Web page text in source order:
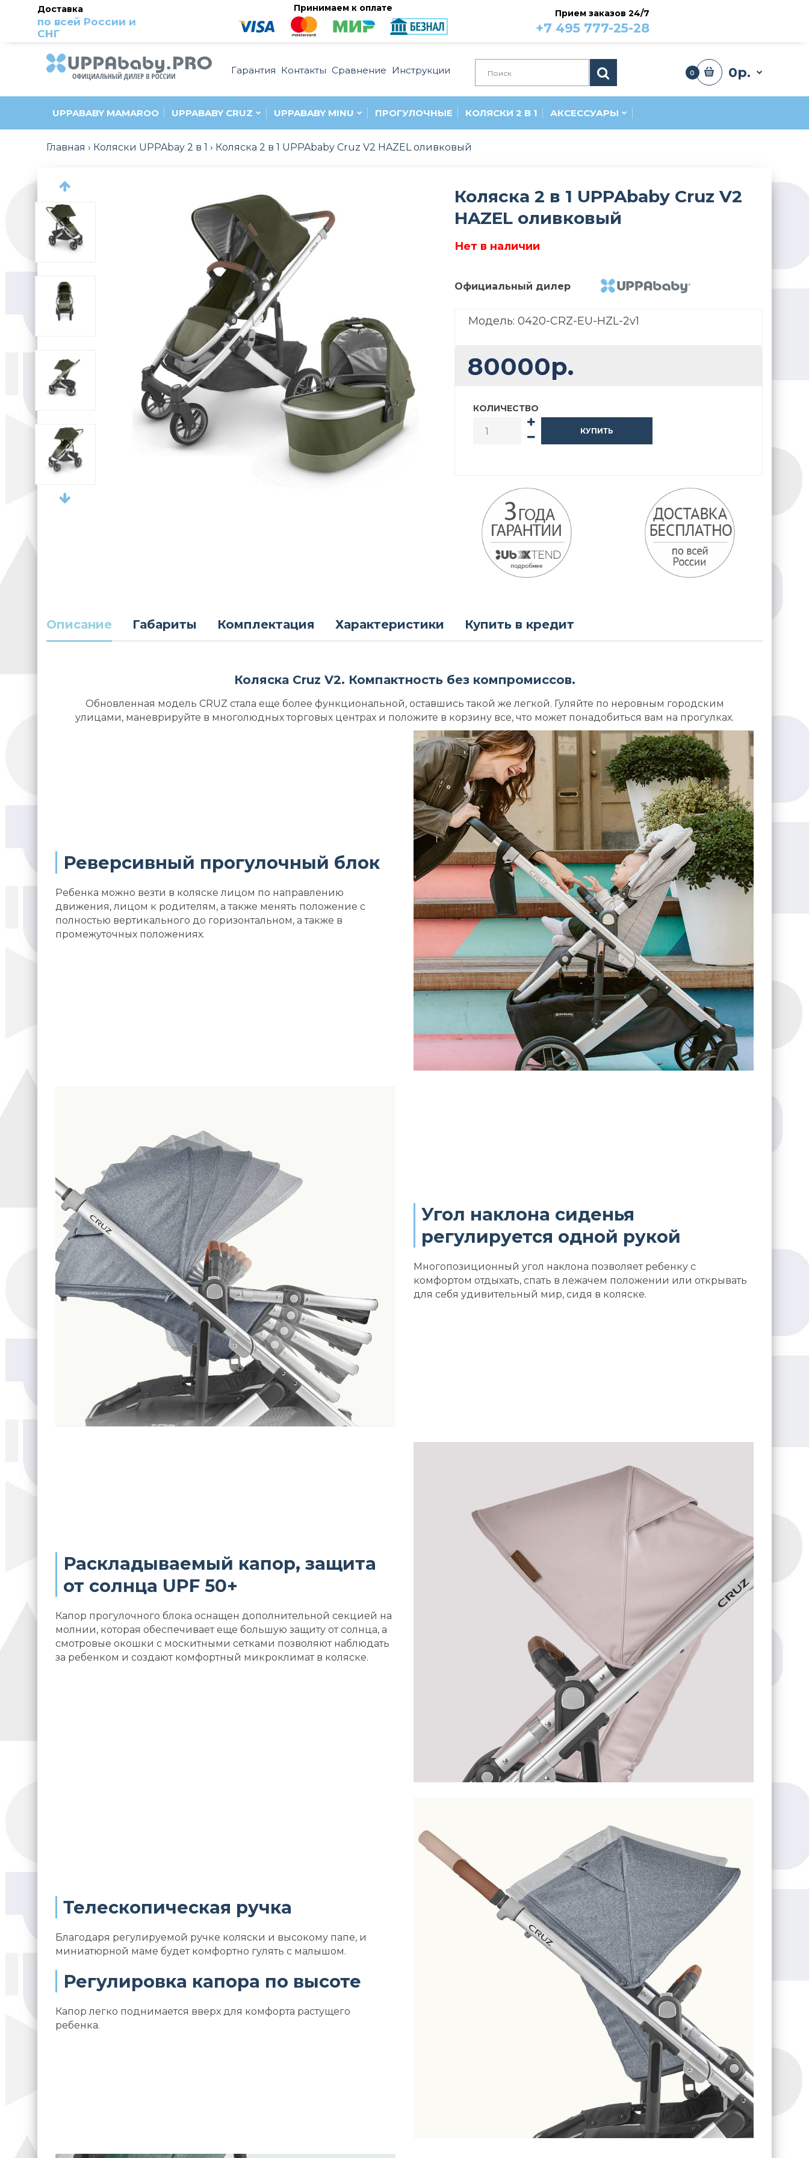
Доставка
по всей России и
СНГ
Принимаем к оплате Прием заказов 24/7
+7 495 777-25-28
Гарантия Контакты Сравнение Инструкции 0 0р.
UPPABABY MAMAROO UPPABABY CRUZ UPPABABY MINU ПРОГУЛОЧНЫЕ КОЛЯСКИ 2 В 1 АКСЕССУАРЫ
Главная Коляски UPPAbay 2 в 1 Коляска 2 в 1 UPPAbaby Cruz V2 HAZEL оливковый
Коляска 2 в 1 UPPAbaby Cruz V2
HAZEL оливковый
Нет в наличии
Официальный дилер
Модель: 0420-CRZ-EU-HZL-2v1
80000р.
КОЛИЧЕСТВО
Описание Габариты Комплектация Характеристики Купить в кредит
Коляска Cruz V2. Компактность без компромиссов.
Обновленная модель CRUZ стала еще более функциональной, оставшись такой же легкой. Гуляйте по неровным городским
улицами, маневрируйте в многолюдных торговых центрах и положите в корзину все, что может понадобиться вам на прогулках.
Реверсивный прогулочный блок
Ребенка можно везти в коляске лицом по направлению
движения, лицом к родителям, а также менять положение с
полностью вертикального до горизонтальном, а также в
промежуточных положениях.
Угол наклона сиденья
регулируется одной рукой
Многопозиционный угол наклона позволяет ребенку с
комфортом отдыхать, спать в лежачем положении или открывать
для себя удивительный мир, сидя в коляске.
Раскладываемый капор, защита
от солнца UPF 50+
Капор прогулочного блока оснащен дополнительной секцией на
молнии, которая обеспечивает еще большую защиту от солнца, а
смотровые окошки с москитными сетками позволяют наблюдать
за ребенком и создают комфортный микроклимат в коляске.
Телескопическая ручка
Благодаря регулируемой ручке коляски и высокому папе, и
миниатюрной маме будет комфортно гулять с малышом.
Регулировка капора по высоте
Капор легко поднимается вверх для комфорта растущего
ребенка.